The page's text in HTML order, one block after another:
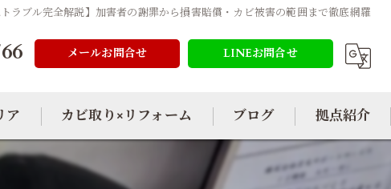
トラブル完全解説】加害者の謝罪から損害賠償・カビ被害の範囲まで徹底網羅
メールお問合せ LINEお問合せ
ア
り
カビ取り×リフォーム ブログ 拠点紹介